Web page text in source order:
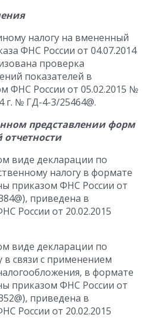
налогу на вмененный
ФНС России от 04.07.2014
проверка
показателей в
ФНС России от 05.02.2015 №
г. № ГД-4-3/25464@.
представлении форм
виде декларации по
налогу в формате
приказом ФНС России от
приведена в
России от 20.02.2015
виде декларации по
в связи с применением
в формате
приказом ФНС России от
приведена в
России от 20.02.2015